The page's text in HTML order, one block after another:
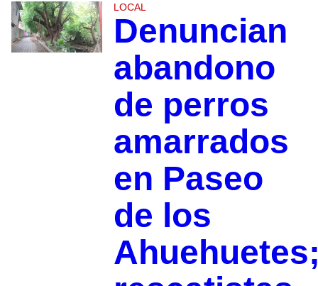
LOCAL
Denuncian
abandono
de perros
amarrados
en Paseo
de los